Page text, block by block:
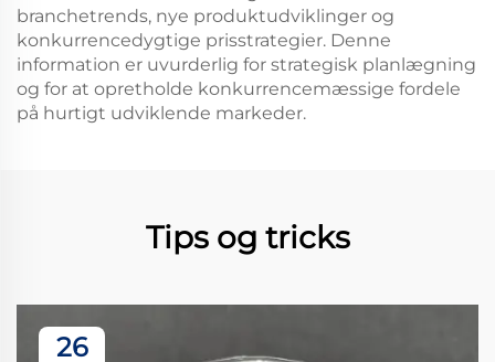
branchetrends, nye produktudviklinger og
konkurrencedygtige prisstrategier. Denne
information er uvurderlig for strategisk planlægning
og for at opretholde konkurrencemæssige fordele
på hurtigt udviklende markeder.
Tips og tricks
26